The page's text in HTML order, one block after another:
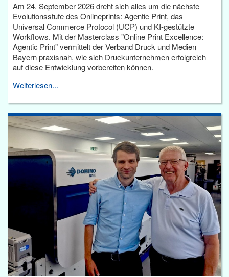
Am 24. September 2026 dreht sich alles um die nächste
Evolutionsstufe des Onlineprints: Agentic Print, das
Universal Commerce Protocol (UCP) und KI-gestützte
Workflows. Mit der Masterclass "Online Print Excellence:
Agentic Print" vermittelt der Verband Druck und Medien
Bayern praxisnah, wie sich Druckunternehmen erfolgreich
auf diese Entwicklung vorbereiten können.
Weiterlesen...